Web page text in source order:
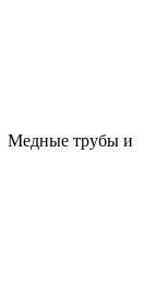
Медные трубы и